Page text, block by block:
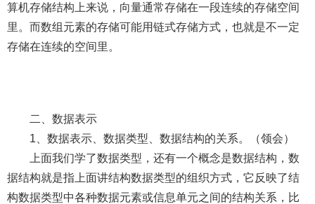
算机存储结构上来说，向量通常存储在一段连续的存储空间
里。而数组元素的存储可能用链式存储方式，也就是不一定
存储在连续的空间里。
二、数据表示
1、数据表示、数据类型、数据结构的关系。（领会）
上面我们学了数据类型，还有一个概念是数据结构，数
据结构就是指上面讲结构数据类型的组织方式，它反映了结
构数据类型中各种数据元素或信息单元之间的结构关系，比